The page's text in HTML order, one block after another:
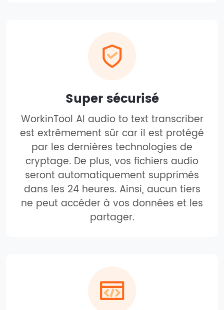
Super sécurisé
WorkinTool AI audio to text transcriber
est extrêmement sûr car il est protégé
par les dernières technologies de
cryptage. De plus, vos fichiers audio
seront automatiquement supprimés
dans les 24 heures. Ainsi, aucun tiers
ne peut accéder à vos données et les
partager.